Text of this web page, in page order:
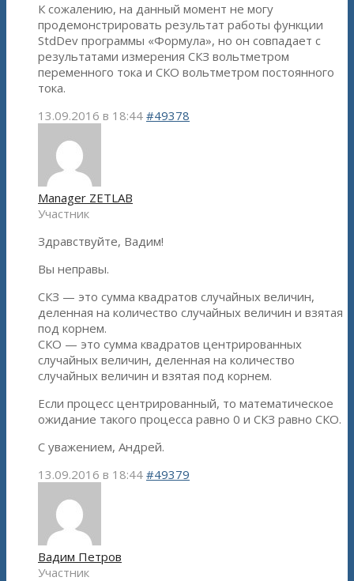
К сожалению, на данный момент не могу
продемонстрировать результат работы функции
StdDev программы «Формула», но он совпадает с
результатами измерения СКЗ вольтметром
переменного тока и СКО вольтметром постоянного
тока.
13.09.2016 в 18:44 #49378
Manager ZETLAB
Участник
Здравствуйте, Вадим!
Вы неправы.
СКЗ — это сумма квадратов случайных величин,
деленная на количество случайных величин и взятая
под корнем.
СКО — это сумма квадратов центрированных
случайных величин, деленная на количество
случайных величин и взятая под корнем.
Если процесс центрированный, то математическое
ожидание такого процесса равно 0 и СКЗ равно СКО.
С уважением, Андрей.
13.09.2016 в 18:44 #49379
Вадим Петров
Участник